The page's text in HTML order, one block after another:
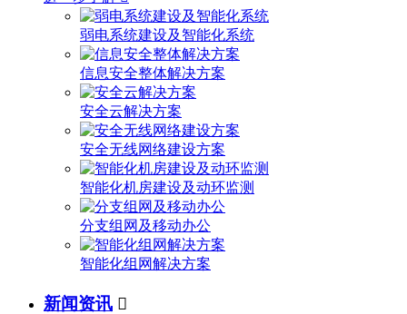
弱电系统建设及智能化系统
信息安全整体解决方案
安全云解决方案
安全无线网络建设方案
智能化机房建设及动环监测
分支组网及移动办公
智能化组网解决方案
新闻资讯 